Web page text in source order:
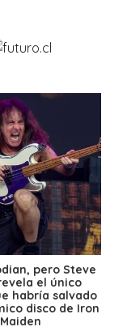
pero Steve
el único
habría salvado
disco de Iron
Maiden